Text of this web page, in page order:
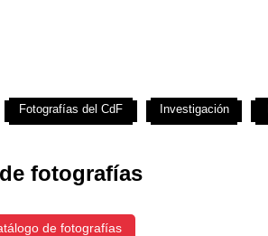
fotografías
de fotografías
Fotografías del CdF Investigación